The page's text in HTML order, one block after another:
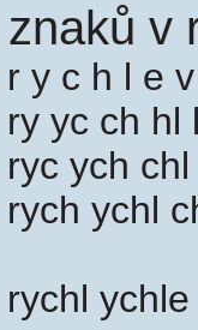
v
y c h l e
yc ch hl
ych
ychl